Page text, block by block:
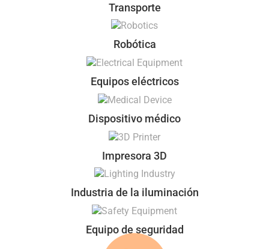
Transporte
Robótica
Equipos eléctricos
Dispositivo médico
Impresora 3D
Industria de la iluminación
Equipo de seguridad